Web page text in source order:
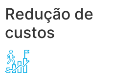
Redução de
custos